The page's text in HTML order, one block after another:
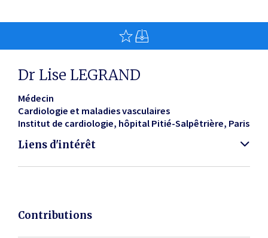
Dr Lise LEGRAND
Médecin
Cardiologie et maladies vasculaires
Institut de cardiologie, hôpital Pitié-Salpêtrière Paris
Liens d'intérêt
Contributions